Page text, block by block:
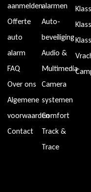
aanmelden
Offerte
auto
alarm
FAQ
Over ons
Algemene
voorwaarden
Contact
alarmen
Auto-
beveiliging
Audio &
Multimedia
Camera
systemen
Comfort
Track &
Trace